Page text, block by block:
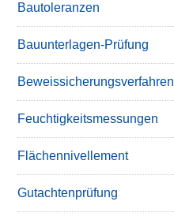
Bautoleranzen
Bauunterlagen-Prüfung
Beweissicherungsverfahren
Feuchtigkeitsmessungen
Flächennivellement
Gutachtenprüfung